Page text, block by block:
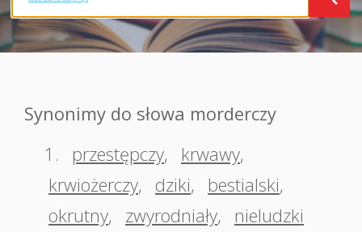
Synonimy do słowa morderczy
1.
przestępczy, krwawy,
krwiożerczy, dziki, bestialski,
okrutny, zwyrodniały, nieludzki